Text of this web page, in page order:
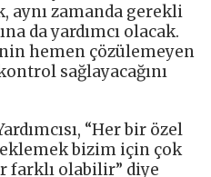
aynı zamanda gerekli
da yardımcı olacak.
hemen çözülemeyen
sağlayacağını
“Her bir özel
bizim için çok
farklı olabilir” diye